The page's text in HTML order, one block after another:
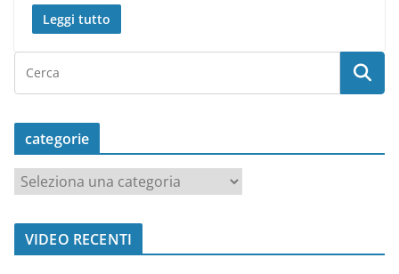
Leggi tutto
categorie
a
t
VIDEO RECENTI